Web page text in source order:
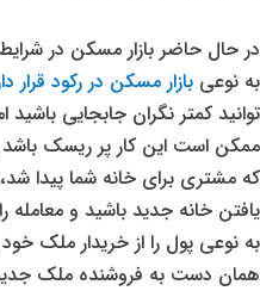
در حال حاضر بازار مسکن در
به نوعی بازار مسکن در رکود قرار
توانید کمتر نگران جابجایی باشید
ممکن است این کار پر ریسک باشد
که مشتری برای خانه شما پیدا شد،
یافتن خانه جدید باشید و معامله
به نوعی پول را از خریدار ملک خود
همان دست به فروشنده ملک